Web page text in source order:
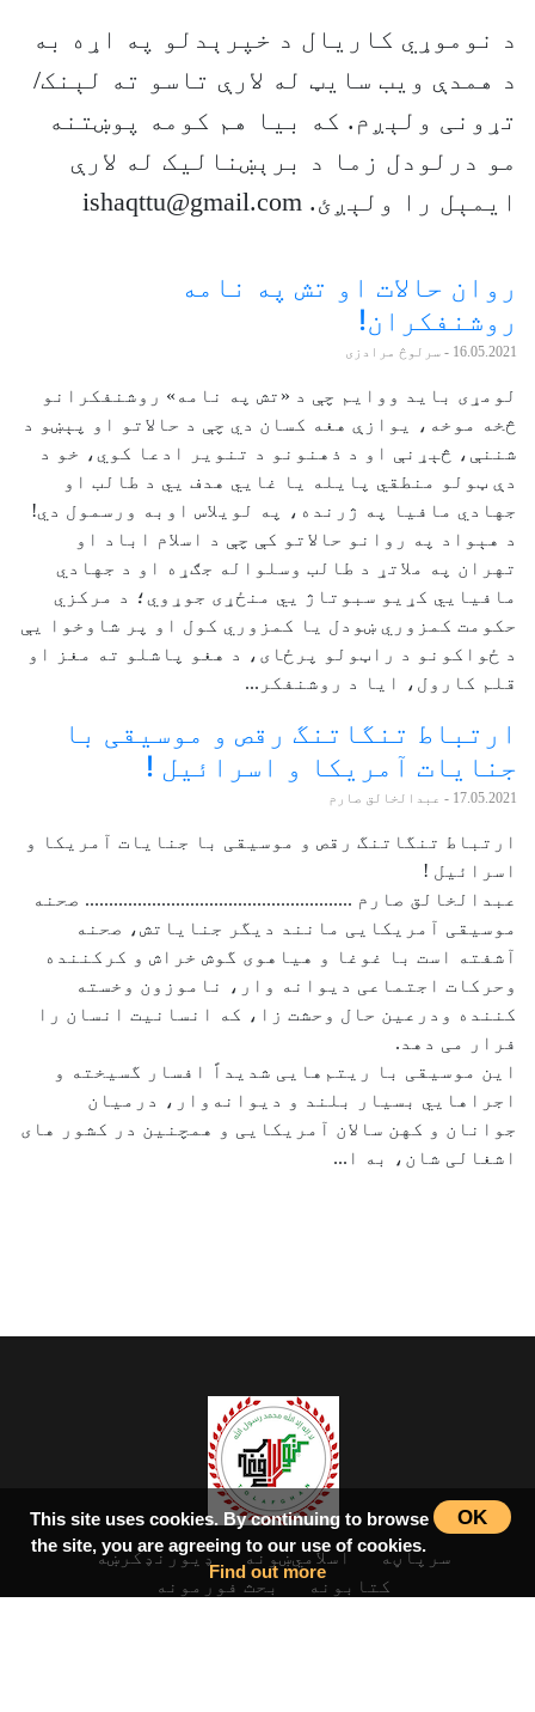
د نوموړي کاريال د خپرېدلو په اړه به
د همدې ويب سايټ له لارې تاسو ته لېنک/
تړونی ولېږم. که بيا هم کومه پوښتنه
مو درلودل زما د برېښناليک له لارې
ايمېل را ولېږئ. ishaqttu@gmail.com
روان حالات او تش په نامه
روشنفکران!
16.05.2021 - سرلوڅ مرادزی
لومړی باید ووایم چې د «تش په نامه» روشنفکرانو
څخه موخه، یوازې هغه کسان دي چې د حالاتو او پېښو د
شننې، څېړنې او د ذهنونو د تنویر ادعا کوي، خو د
دې ټولو منطقي پایله یا غايي هدف يي د طالب او
جهادي مافیا په ژرنده، په لویلاس اوبه ورسمول دي!
د هېواد په روانو حالاتو کې چې د اسلام اباد او
تهران په ملاتړ د طالب وسلواله جګړه او د جهادي
مافیايي کړیو سبوتاژ يي منځړی جوړوي؛ د مرکزي
حکومت کمزوري ښودل یا کمزوري کول او پر شاوخوا يې
د ځواکونو د راټولو پرځای، د هغو پاشلو ته مغز او
قلم کارول، ایا د روشنفکر...
ارتباط تنگاتنگ رقص و موسیقی با
جنایات آمریکا و اسرائیل !
17.05.2021 - عبدالخالق صارم
ارتباط تنگاتنگ رقص و موسیقی با جنایات آمریکا و
اسرائیل !
عبدالخالق صارم ........................................................ صحنه
موسیقی آمریکایی مانند دیگر جنایاتش، صحنه
آشفته است با غوغا و هیاهوی گوش خراش و کرکننده
وحرکات اجتماعی دیوانه وار، ناموزون وخسته
کننده ودرعین حال وحشت زا، که انسانیت انسان را
فرار می دهد.
این موسیقی با ريتم‌هايی شديداً افسار گسيخته و
اجراهايي بسيار بلند و ديوانه‌وار، درميان
جوانان و کهن سالان آمریکایی و همچنین در کشور های
اشغالی شان، به ا...
سرپاڼه اسلامي‌ښونه
ډیورنډ‌کرښه
کتابونه
بحث فورمونه
OK
This site uses cookies. By continuing to browse
the site, you are agreeing to our use of cookies.
Find out more